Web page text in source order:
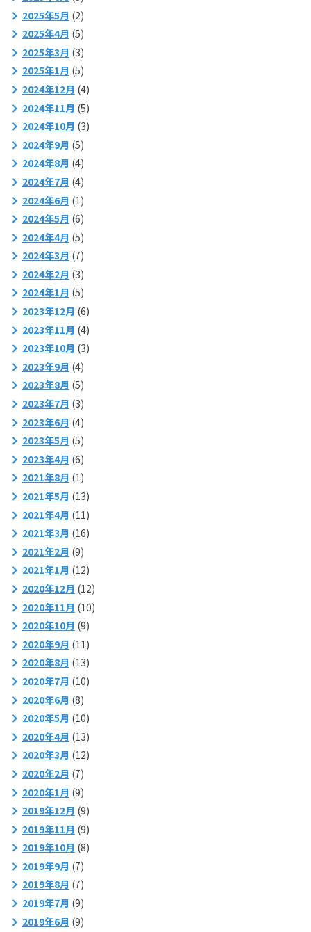
2025年5月 (2)
2025年4月 (5)
2025年3月 (3)
2025年1月 (5)
2024年12月 (4)
2024年11月 (5)
2024年10月 (3)
2024年9月 (5)
2024年8月 (4)
2024年7月 (4)
2024年6月 (1)
2024年5月 (6)
2024年4月 (5)
2024年3月 (7)
2024年2月 (3)
2024年1月 (5)
2023年12月 (6)
2023年11月 (4)
2023年10月 (3)
2023年9月 (4)
2023年8月 (5)
2023年7月 (3)
2023年6月 (4)
2023年5月 (5)
2023年4月 (6)
2021年8月 (1)
2021年5月 (13)
2021年4月 (11)
2021年3月 (16)
2021年2月 (9)
2021年1月 (12)
2020年12月 (12)
2020年11月 (10)
2020年10月 (9)
2020年9月 (11)
2020年8月 (13)
2020年7月 (10)
2020年6月 (8)
2020年5月 (10)
2020年4月 (13)
2020年3月 (12)
2020年2月 (7)
2020年1月 (9)
2019年12月 (9)
2019年11月 (9)
2019年10月 (8)
2019年9月 (7)
2019年8月 (7)
2019年7月 (9)
2019年6月 (9)